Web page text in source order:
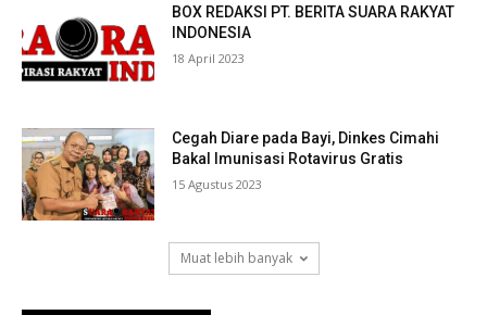
BOX REDAKSI PT. BERITA SUARA RAKYAT
INDONESIA
18 April 2023
Cegah Diare pada Bayi, Dinkes Cimahi
Bakal Imunisasi Rotavirus Gratis
15 Agustus 2023
Muat lebih banyak